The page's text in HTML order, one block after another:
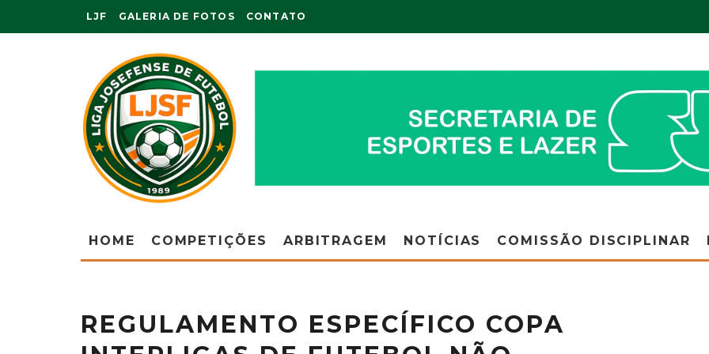
LJF GALERIA DE FOTOS CONTATO
HOME COMPETIÇÕES ARBITRAGEM NOTÍCIAS COMISSÃO DISCIPLINAR
REGULAMENTO ESPECÍFICO COPA